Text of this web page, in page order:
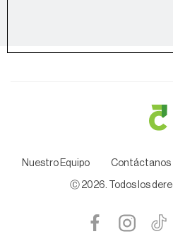
Nuestro Equipo Contáctanos
Ⓒ 2026 . Todos los